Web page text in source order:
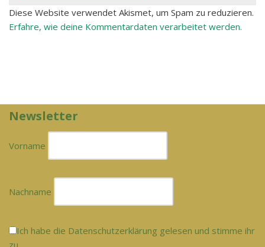
Diese Website verwendet Akismet, um Spam zu reduzieren.
Erfahre, wie deine Kommentardaten verarbeitet werden.
Newsletter
Vorname
Nachname
Ich habe die Datenschutzerklärung gelesen und stimme ihr